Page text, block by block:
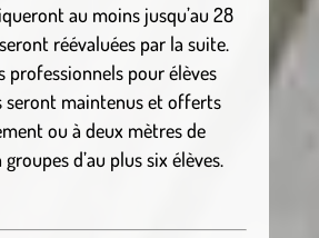
au moins jusqu’au 28
réévaluées par la suite.
professionnels pour élèves
seront maintenus et offerts
ou à deux mètres de
d’au plus six élèves.